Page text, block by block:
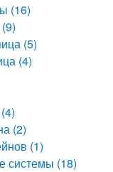
(16)
(9)
(5)
(4)
(4)
(2)
(1)
системы (18)